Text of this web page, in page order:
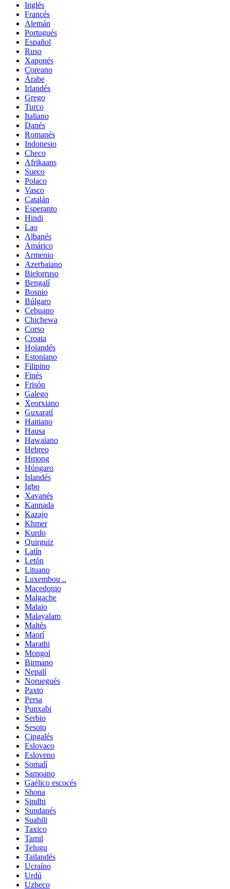
Inglés
Francés
Alemán
Portugués
Español
Ruso
Xaponés
Coreano
Árabe
Irlandés
Grego
Turco
Italiano
Danés
Romanés
Indonesio
Checo
Afrikaans
Sueco
Polaco
Vasco
Catalán
Esperanto
Hindi
Lao
Albanés
Amárico
Armenio
Azerbaiano
Bielorruso
Bengalí
Bosnio
Búlgaro
Cebuano
Chichewa
Corso
Croata
Holandés
Estoniano
Filipino
Finés
Frisón
Galego
Xeorxiano
Guxaratí
Haitiano
Hausa
Hawaiano
Hebreo
Hmong
Húngaro
Islandés
Igbo
Xavanés
Kannada
Kazajo
Khmer
Kurdo
Quirguiz
Latín
Letón
Lituano
Luxembou ..
Macedonio
Malgache
Malaio
Malayalam
Maltés
Maorí
Marathi
Mongol
Birmano
Nepalí
Noruegués
Paxto
Persa
Punxabi
Serbio
Sesoto
Cingalés
Eslovaco
Esloveno
Somalí
Samoano
Gaélico escocés
Shona
Sindhi
Sundanés
Suahili
Taxico
Tamil
Telugu
Tailandés
Ucraíno
Urdú
Uzbeco